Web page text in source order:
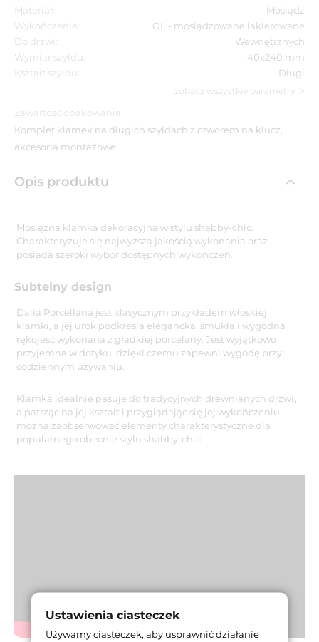
Materiał:
Mosiądz
Wykończenie:
OL - mosiądzowane lakierowane
Do drzwi:
Wewnętrznych
Wymiar szyldu:
40x240 mm
Kształt szyldu:
Długi
zobacz wszystkie parametry
Zawartość opakowania:
Komplet klamek na długich szyldach z otworem na klucz,
akcesoria montażowe.
Opis produktu
Mosiężna klamka dekoracyjna w stylu shabby-chic.
Charakteryzuje się najwyższą jakością wykonania oraz
posiada szeroki wybór dostępnych wykończeń.
Subtelny design
Dalia Porcellana jest klasycznym przykładem włoskiej
klamki, a jej urok podkreśla elegancka, smukła i wygodna
rękojeść wykonana z gładkiej porcelany. Jest wyjątkowo
przyjemna w dotyku, dzięki czemu zapewni wygodę przy
codziennym używaniu.
Klamka idealnie pasuje do tradycyjnych drewnianych drzwi,
a patrząc na jej kształt i przyglądając się jej wykończeniu,
można zaobserwować elementy charakterystyczne dla
popularnego obecnie stylu shabby-chic.
Ustawienia ciasteczek
Używamy ciasteczek, aby usprawnić działanie